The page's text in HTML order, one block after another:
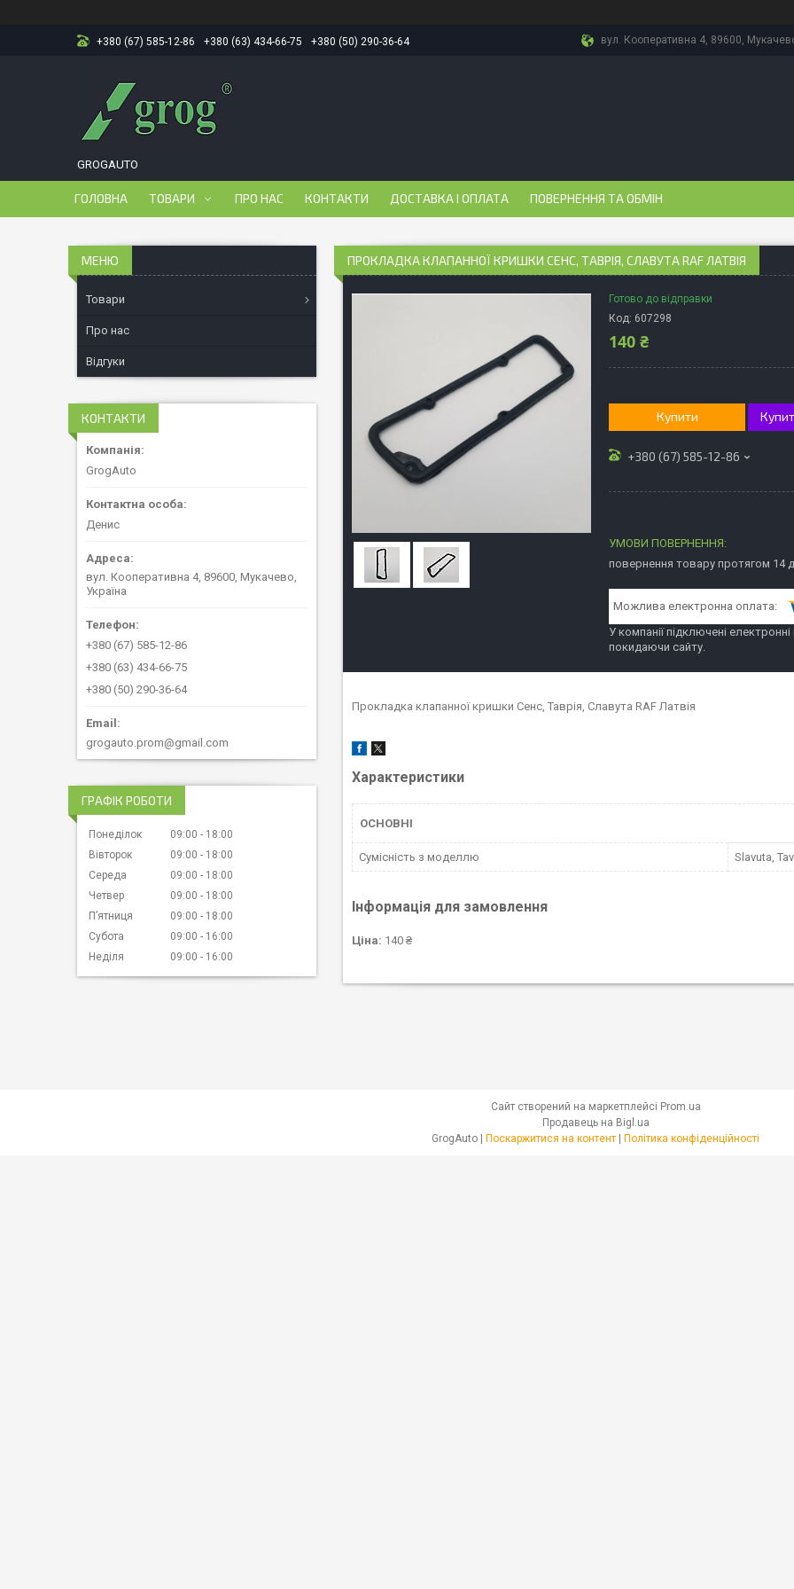
+380 (67) 585-12-86 +380 (63) 434-66-75 +380 (50) 290-36-64 вул. Кооперативна 4, 89600,
GROGAUTO
ГОЛОВНА ТОВАРИ ПРО НАС КОНТАКТИ ДОСТАВКА І ОПЛАТА ПОВЕРНЕННЯ ТА ОБМІН
ПРОКЛАДКА КЛАПАННОЇ КРИШКИ СЕНС, ТАВРІЯ, СЛАВУТА RAF ЛАТВІЯ
Готово до відправки
Код: 607298
140 ₴
Купити
+380 (67) 585-12-86
повернення товару протягом 14
У компанії підключені
покидаючи сайту.
Прокладка клапанної кришки Сенс, Таврія, Славута RAF Латвія
Характеристики
ОСНОВНІ
Сумісність з моделлю Slavuta,
Інформація для замовлення
Ціна: 140 ₴
Товари
Про нас
Відгуки
КОНТАКТИ
GrogAuto
Денис
вул. Кооперативна 4, 89600, Мукачево,
Україна
+380 (67) 585-12-86
+380 (63) 434-66-75
+380 (50) 290-36-64
grogauto.prom@gmail.com
ГРАФІК РОБОТИ
Понеділок 09:00
18:00
Вівторок
09:00
18:00
Середа
09:00
18:00
Четвер
09:00
18:00
Пʼятниця
09:00
18:00
Субота
09:00
16:00
Неділя
09:00 16:00
Сайт створений на маркетплейсі Prom.ua
Продавець на Bigl.ua
GrogAuto | Поскаржитися на контент | Політика конфіденційності